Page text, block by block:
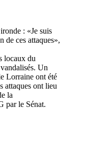
locaux du
Un
Lorraine ont été
attaques ont lieu
la
par le Sénat.